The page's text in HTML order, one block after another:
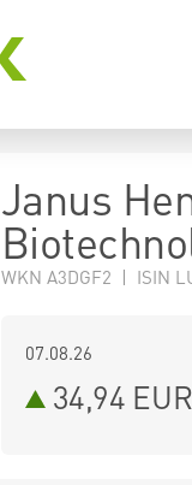
Janus
WKN A3DGF2 | ISIN
07.08.26
34,94 EUR